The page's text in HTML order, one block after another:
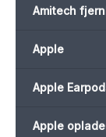
Amitech
Apple
Apple
Apple